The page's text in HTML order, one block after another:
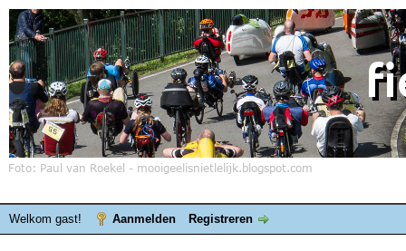
Welkom gast! Aanmelden Registreren